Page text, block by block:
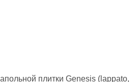
плитки Genesis (lappato,